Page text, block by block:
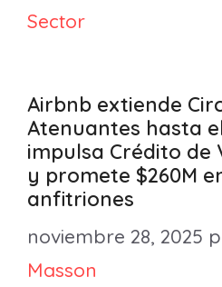
Sector
Airbnb extiende
Atenuantes hasta
impulsa Crédito de
y promete $260M
anfitriones
noviembre 28, 2025
Masson